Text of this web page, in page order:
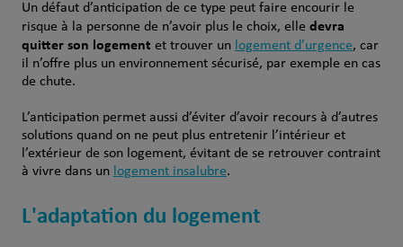
Un défaut d’anticipation de ce type peut faire encourir le
risque à la personne de n’avoir plus le choix, elle devra
quitter son logement et trouver un logement d’urgence, car
il n’offre plus un environnement sécurisé, par exemple en cas
de chute.
L’anticipation permet aussi d’éviter d’avoir recours à d’autres
solutions quand on ne peut plus entretenir l’intérieur et
l’extérieur de son logement, évitant de se retrouver contraint
à vivre dans un logement insalubre.
L'adaptation du logement